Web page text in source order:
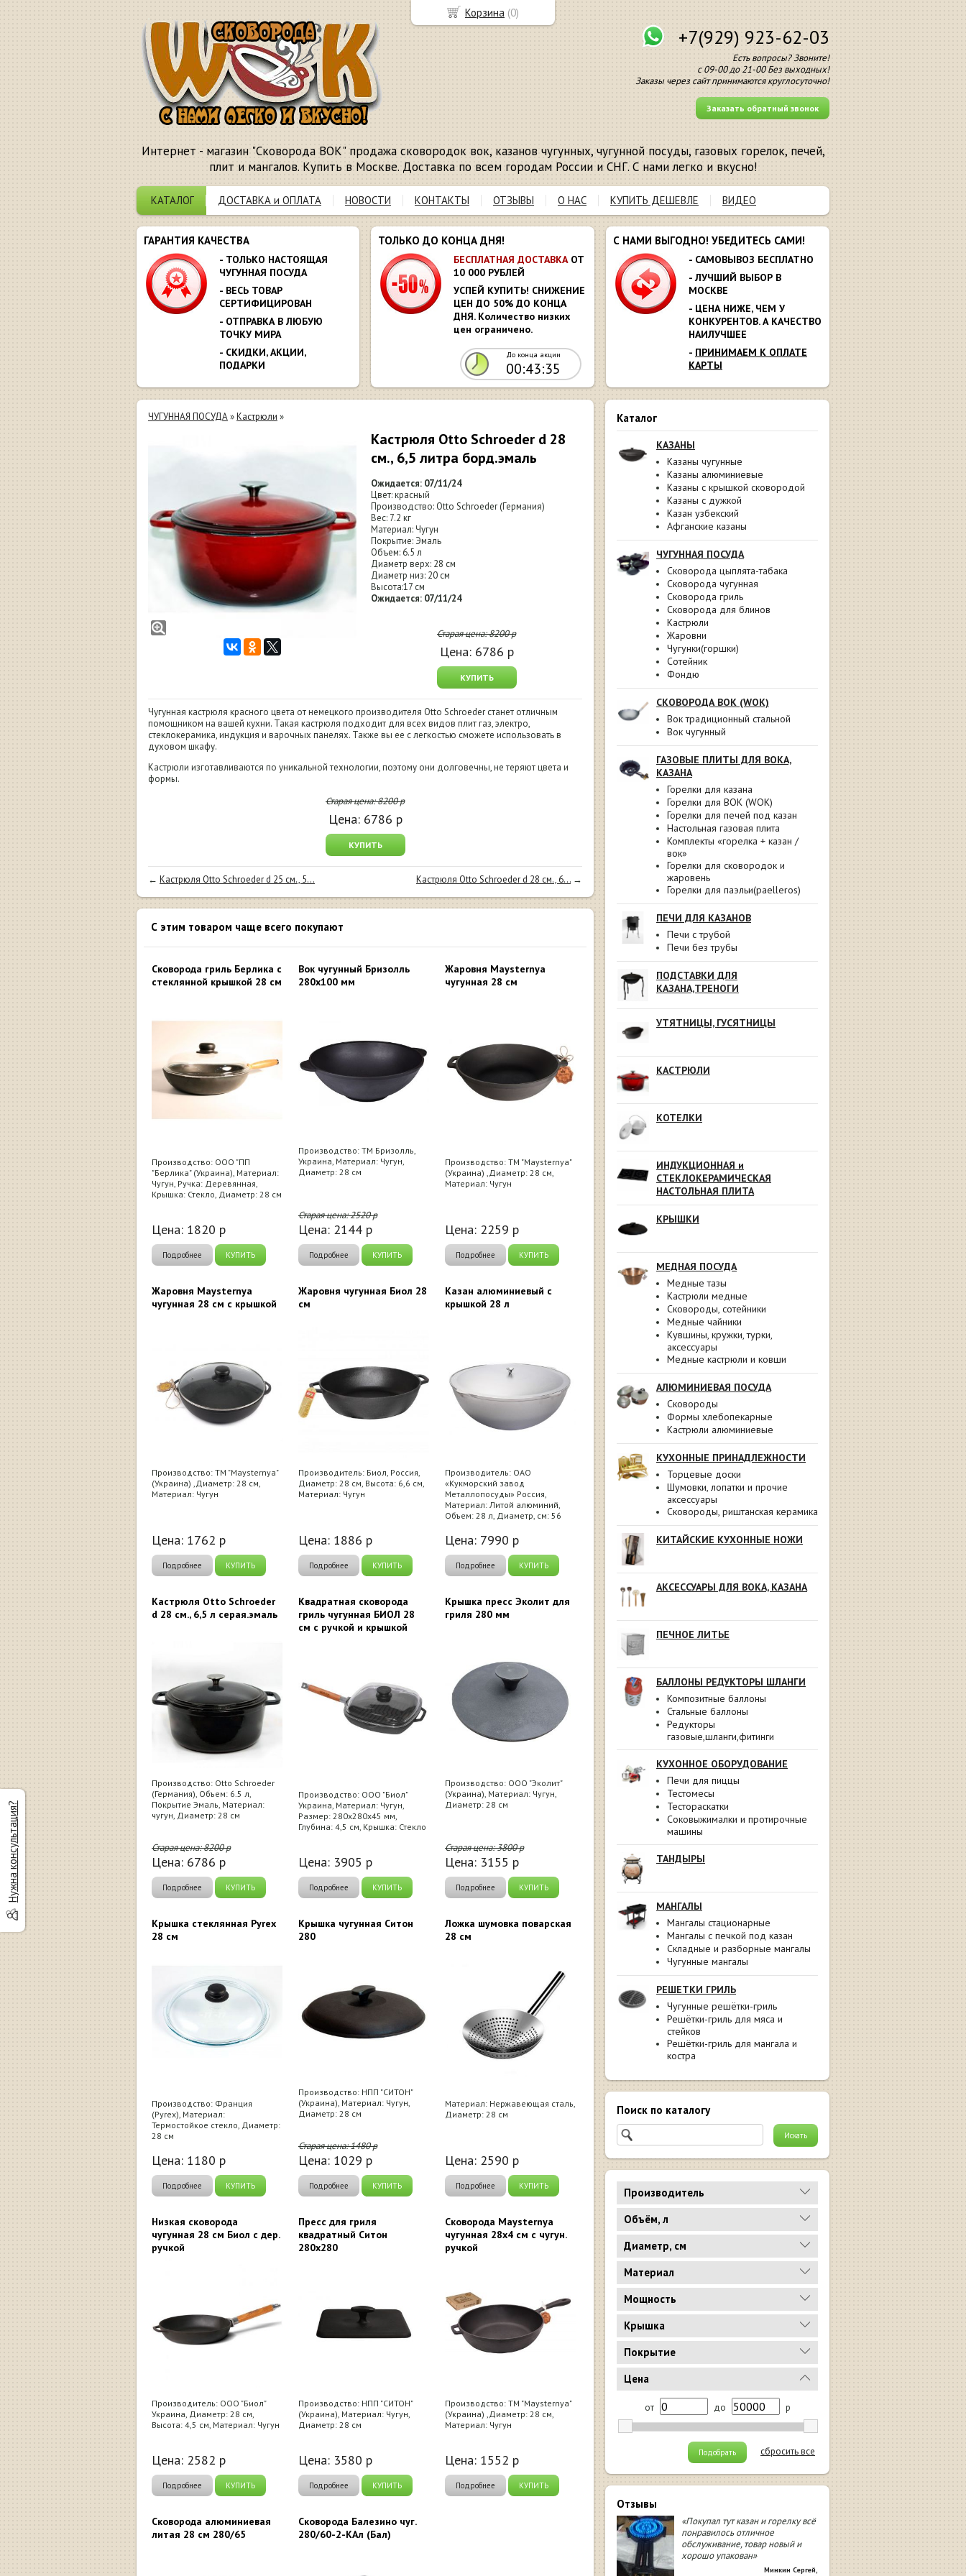
+7(929) 923-62-03
Есть вопросы? Звоните!
с 09-00 до 21-00 Без выходных!
Заказы через сайт принимаются круглосуточно!
Заказать обратный звонок
Интернет - магазин "Сковорода ВОК" продажа сковородок вок, казанов чугунных, чугунной посуды, газовых горелок, печей,
плит и мангалов. Купить в Москве. Доставка по всем городам России и СНГ. С нами легко и вкусно!
КАТАЛОГ ДОСТАВКА и ОПЛАТА НОВОСТИ КОНТАКТЫ ОТЗЫВЫ О НАС КУПИТЬ ДЕШЕВЛЕ ВИДЕО
ГАРАНТИЯ КАЧЕСТВА
- ТОЛЬКО НАСТОЯЩАЯ
ЧУГУННАЯ ПОСУДА
- ВЕСЬ ТОВАР
СЕРТИФИЦИРОВАН
- ОТПРАВКА В ЛЮБУЮ
ТОЧКУ МИРА
- СКИДКИ, АКЦИИ,
ПОДАРКИ
ТОЛЬКО ДО КОНЦА ДНЯ!
БЕСПЛАТНАЯ ДОСТАВКА ОТ
10 000 РУБЛЕЙ
УСПЕЙ КУПИТЬ! СНИЖЕНИЕ
ЦЕН ДО 50% ДО КОНЦА
ДНЯ. Количество низких
цен ограничено.
До конца акции
00:43:34
С НАМИ ВЫГОДНО! УБЕДИТЕСЬ САМИ!
- САМОВЫВОЗ БЕСПЛАТНО
- ЛУЧШИЙ ВЫБОР В
МОСКВЕ
- ЦЕНА НИЖЕ, ЧЕМ У
КОНКУРЕНТОВ. А КАЧЕСТВО
НАИЛУЧШЕЕ
- ПРИНИМАЕМ К ОПЛАТЕ
КАРТЫ
Каталог
КАЗАНЫ
Казаны чугунные
Казаны алюминиевые
Казаны с крышкой сковородой
Казаны с дужкой
Казан узбекский
Афганские казаны
ЧУГУННАЯ ПОСУДА
Сковорода цыплята-табака
Сковорода чугунная
Сковорода гриль
Сковорода для блинов
Кастрюли
Жаровни
Чугунки(горшки)
Сотейник
Фондю
СКОВОРОДА ВОК (WOK)
Вок традиционный стальной
Вок чугунный
ГАЗОВЫЕ ПЛИТЫ ДЛЯ ВОКА,
КАЗАНА
Горелки для казана
Горелки для ВОК (WOK)
Горелки для печей под казан
Настольная газовая плита
Комплекты «горелка + казан /
вок»
Горелки для сковородок и
жаровень
Горелки для паэльи(paelleros)
ПЕЧИ ДЛЯ КАЗАНОВ
Печи с трубой
Печи без трубы
ПОДСТАВКИ ДЛЯ
КАЗАНА,ТРЕНОГИ
УТЯТНИЦЫ, ГУСЯТНИЦЫ
КАСТРЮЛИ
КОТЕЛКИ
ИНДУКЦИОННАЯ и
СТЕКЛОКЕРАМИЧЕСКАЯ
НАСТОЛЬНАЯ ПЛИТА
КРЫШКИ
МЕДНАЯ ПОСУДА
Медные тазы
Кастрюли медные
Сковороды, сотейники
Медные чайники
Кувшины, кружки, турки,
аксессуары
Медные кастрюли и ковши
АЛЮМИНИЕВАЯ ПОСУДА
Сковороды
Формы хлебопекарные
Кастрюли алюминиевые
КУХОННЫЕ ПРИНАДЛЕЖНОСТИ
Торцевые доски
Шумовки, лопатки и прочие
аксессуары
Сковороды, риштанская керамика
КИТАЙСКИЕ КУХОННЫЕ НОЖИ
АКСЕССУАРЫ ДЛЯ ВОКА, КАЗАНА
ПЕЧНОЕ ЛИТЬЕ
БАЛЛОНЫ РЕДУКТОРЫ ШЛАНГИ
Композитные баллоны
Стальные баллоны
Редукторы
газовые,шланги,фитинги
КУХОННОЕ ОБОРУДОВАНИЕ
Печи для пиццы
Тестомесы
Тестораскатки
Соковыжималки и протирочные
машины
ТАНДЫРЫ
МАНГАЛЫ
Мангалы стационарные
Мангалы с печкой под казан
Складные и разборные мангалы
Чугунные мангалы
РЕШЕТКИ ГРИЛЬ
Чугунные решётки-гриль
Решётки-гриль для мяса и
стейков
Решётки-гриль для мангала и
костра
Поиск по каталогу
Производитель
Объём, л
Диаметр, см
Материал
Мощность
Крышка
Покрытие
Цена
от до р
сбросить все
Подобрать
Отзывы
«Покупал тут казан и горелку всё
понравилось отличное
обслуживание, товар новый и
хорошо упакован»
Минкин Сергей,
ЧУГУННАЯ ПОСУДА»Кастрюли »
Кастрюля Otto Schroeder d 28
см., 6,5 литра борд.эмаль
Ожидается: 07/11/24
Цвет: красный
Производство: Otto Schroeder (Германия)
Вес: 7.2 кг
Материал: Чугун
Покрытие: Эмаль
Объем: 6.5 л
Диаметр верх: 28 см
Диаметр низ: 20 см
Высота:17 см
Ожидается: 07/11/24
Старая цена:8200р
Цена: 6786 р
КУПИТЬ
Чугунная кастрюля красного цвета от немецкого производителя Otto Schroeder станет отличным
помощником на вашей кухни. Такая кастрюля подходит для всех видов плит газ, электро,
стеклокерамика, индукция и варочных панелях. Также вы ее с легкостью сможете использовать в
духовом шкафу.
Кастрюли изготавливаются по уникальной технологии, поэтому они долговечны, не теряют цвета и
формы.
Старая цена:8200р
Цена: 6786 р
КУПИТЬ
← Кастрюля Otto Schroeder d 25 см., 5... Кастрюля Otto Schroeder d 28 см., 6... →
С этим товаром чаще всего покупают
Сковорода гриль Берлика с
стеклянной крышкой 28 см
Производство: ООО "ПП
"Берлика" (Украина), Материал:
Чугун, Ручка: Деревянная,
Крышка: Стекло, Диаметр: 28 см
Цена: 1820 р
Подробнее КУПИТЬ
Вок чугунный Бризолль
280х100 мм
Производство: ТМ Бризолль,
Украина, Материал: Чугун,
Диаметр: 28 см
Старая цена:2520р
Цена: 2144 р
Подробнее КУПИТЬ
Жаровня Maysternya
чугунная 28 см
Производство: ТМ "Maysternya"
(Украина) ,Диаметр: 28 см,
Материал: Чугун
Цена: 2259 р
Подробнее КУПИТЬ
Жаровня Maysternya
чугунная 28 см с крышкой
Производство: ТМ "Maysternya"
(Украина) ,Диаметр: 28 см,
Материал: Чугун
Цена: 1762 р
Подробнее КУПИТЬ
Жаровня чугунная Биол 28
см
Производитель: Биол, Россия,
Диаметр: 28 см, Высота: 6,6 см,
Материал: Чугун
Цена: 1886 р
Подробнее КУПИТЬ
Казан алюминиевый с
крышкой 28 л
Производитель: ОАО
«Кукморский завод
Металлопосуды» Россия,
Материал: Литой алюминий,
Объем: 28 л, Диаметр, см: 56
Цена: 7990 р
Подробнее КУПИТЬ
Кастрюля Otto Schroeder
d 28 см., 6,5 л серая.эмаль
Производство: Otto Schroeder
(Германия), Объем: 6.5 л,
Покрытие Эмаль, Материал:
чугун, Диаметр: 28 см
Старая цена:8200р
Цена: 6786 р
Подробнее КУПИТЬ
Квадратная сковорода
гриль чугунная БИОЛ 28
см с ручкой и крышкой
Производство: ООО "Биол"
Украина, Материал: Чугун,
Размер: 280х280х45 мм,
Глубина: 4,5 см, Крышка: Стекло
Цена: 3905 р
Подробнее КУПИТЬ
Крышка пресс Эколит для
гриля 280 мм
Производство: ООО "Эколит"
(Украина), Материал: Чугун,
Диаметр: 28 см
Старая цена:3800р
Цена: 3155 р
Подробнее КУПИТЬ
Крышка стеклянная Pyrex
28 см
Производство: Франция
(Pyrex), Материал:
Термостойкое стекло, Диаметр:
28 см
Цена: 1180 р
Подробнее КУПИТЬ
Крышка чугунная Ситон
280
Производство: НПП "СИТОН"
(Украина), Материал: Чугун,
Диаметр: 28 см
Старая цена:1480р
Цена: 1029 р
Подробнее КУПИТЬ
Ложка шумовка поварская
28 см
Материал: Нержавеющая сталь,
Диаметр: 28 см
Цена: 2590 р
Подробнее КУПИТЬ
Низкая сковорода
чугунная 28 см Биол с дер.
ручкой
Производитель: ООО "Биол"
Украина, Диаметр: 28 см,
Высота: 4,5 см, Материал: Чугун
Цена: 2582 р
Подробнее КУПИТЬ
Пресс для гриля
квадратный Ситон
280х280
Производство: НПП "СИТОН"
(Украина), Материал: Чугун,
Диаметр: 28 см
Цена: 3580 р
Подробнее КУПИТЬ
Сковорода Maysternya
чугунная 28х4 см с чугун.
ручкой
Производство: ТМ "Maysternya"
(Украина) ,Диаметр: 28 см,
Материал: Чугун
Цена: 1552 р
Подробнее КУПИТЬ
Сковорода алюминиевая
литая 28 см 280/65
Сковорода Балезино чуг.
280/60-2-КАл (Бал)
Нужна консультация?
Корзина (0)